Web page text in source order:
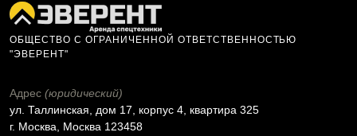
ОБЩЕСТВО С ОГРАНИЧЕННОЙ ОТВЕТСТВЕННОСТЬЮ
"ЭВЕРЕНТ"
Адрес (юридический)
ул. Таллинская, дом 17, корпус 4, квартира 325
г. Москва, Москва 123458